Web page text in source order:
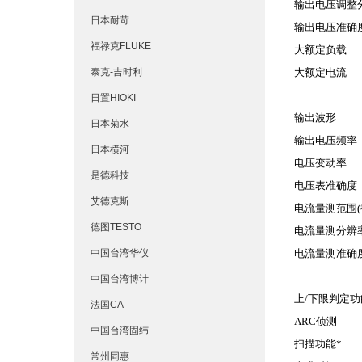
日本耐苛
福禄克FLUKE
泰克-吉时利
日置HIOKI
日本菊水
日本横河
是德科技
艾德克斯
德图TESTO
中国台湾华仪
中国台湾博计
法国CA
中国台湾固纬
常州同惠
输出电压调整
输出电压准确
大额定负载
大额定电流
输出波形
输出电压频率
电压变动率
电压表准确度
电流量测范围(
电流量测分辨
电流量测准确
上/下限判定
ARC侦测
扫描功能*